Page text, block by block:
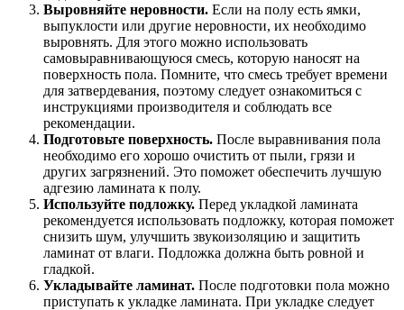
Выровняйте неровности. Если на полу есть ямки,
выпуклости или другие неровности, их необходимо
выровнять. Для этого можно использовать
самовыравнивающуюся смесь, которую наносят на
поверхность пола. Помните, что смесь требует времени
для затвердевания, поэтому следует ознакомиться с
инструкциями производителя и соблюдать все
рекомендации.
Подготовьте поверхность. После выравнивания пола
необходимо его хорошо очистить от пыли, грязи и
других загрязнений. Это поможет обеспечить лучшую
адгезию ламината к полу.
Используйте подложку. Перед укладкой ламината
рекомендуется использовать подложку, которая поможет
снизить шум, улучшить звукоизоляцию и защитить
ламинат от влаги. Подложка должна быть ровной и
гладкой.
Укладывайте ламинат. После подготовки пола можно
приступать к укладке ламината. При укладке следует